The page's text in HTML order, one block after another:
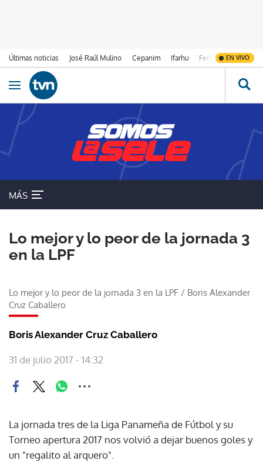
Últimas noticias José Raúl Mulino Cepanim Ifarhu Fenómeno de El
EN VIVO
Ir al contenido
Obrir navegació
MÁS
Lo mejor y lo peor de la jornada 3
en la LPF
Lo mejor y lo peor de la jornada 3 en la LPF / Boris Alexander
Cruz Caballero
Boris Alexander Cruz Caballero
31 de julio 2017 - 14:32
La jornada tres de la Liga Panameña de Fútbol y su
Torneo apertura 2017 nos volvió a dejar buenos goles y
un "regalito al arquero".